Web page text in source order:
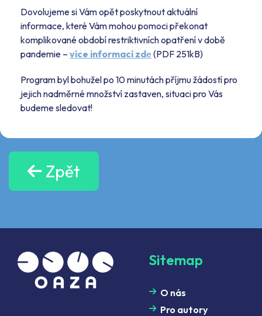
Dovolujeme si Vám opět poskytnout aktuální
informace, které Vám mohou pomoci překonat
komplikované období restriktivních opatření v době
pandemie – více informací zde (PDF 251kB)
Program byl bohužel po 10 minutách příjmu žádostí pro
jejich nadměrné množství zastaven, situaci pro Vás
budeme sledovat!
Zpět
Sitemap
O nás
Pro autory